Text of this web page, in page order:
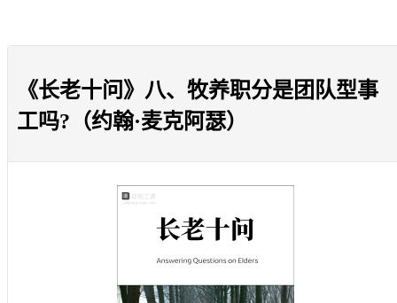
《长老十问》八、牧养职分是团队型事
工吗?（约翰·麦克阿瑟）